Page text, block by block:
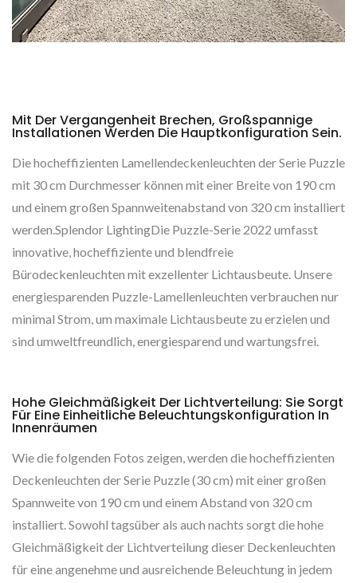
Mit Der Vergangenheit Brechen, Großspannige
Installationen Werden Die Hauptkonfiguration Sein.
Die hocheffizienten Lamellendeckenleuchten der Serie Puzzle
mit 30 cm Durchmesser können mit einer Breite von 190 cm
und einem großen Spannweitenabstand von 320 cm installiert
werden.Splendor LightingDie Puzzle-Serie 2022 umfasst
innovative, hocheffiziente und blendfreie
Bürodeckenleuchten mit exzellenter Lichtausbeute. Unsere
energiesparenden Puzzle-Lamellenleuchten verbrauchen nur
minimal Strom, um maximale Lichtausbeute zu erzielen und
sind umweltfreundlich, energiesparend und wartungsfrei.
Hohe Gleichmäßigkeit Der Lichtverteilung: Sie Sorgt
Für Eine Einheitliche Beleuchtungskonfiguration In
Innenräumen
Wie die folgenden Fotos zeigen, werden die hocheffizienten
Deckenleuchten der Serie Puzzle (30 cm) mit einer großen
Spannweite von 190 cm und einem Abstand von 320 cm
installiert. Sowohl tagsüber als auch nachts sorgt die hohe
Gleichmäßigkeit der Lichtverteilung dieser Deckenleuchten
für eine angenehme und ausreichende Beleuchtung in jedem